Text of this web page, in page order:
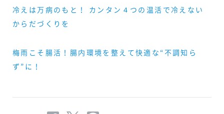
冷えは万病のもと！ カンタン４つの温活で冷えない
からだづくりを
梅雨こそ腸活！腸内環境を整えて快適な“不調知ら
ず”に！